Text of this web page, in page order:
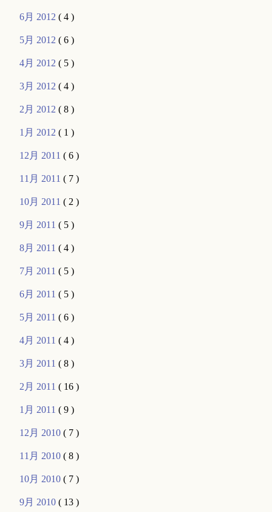
6月 2012( 4 )
5月 2012( 6 )
4月 2012( 5 )
3月 2012( 4 )
2月 2012( 8 )
1月 2012( 1 )
12月 2011( 6 )
11月 2011( 7 )
10月 2011( 2 )
9月 2011( 5 )
8月 2011( 4 )
7月 2011( 5 )
6月 2011( 5 )
5月 2011( 6 )
4月 2011( 4 )
3月 2011( 8 )
2月 2011( 16 )
1月 2011( 9 )
12月 2010( 7 )
11月 2010( 8 )
10月 2010( 7 )
9月 2010( 13 )